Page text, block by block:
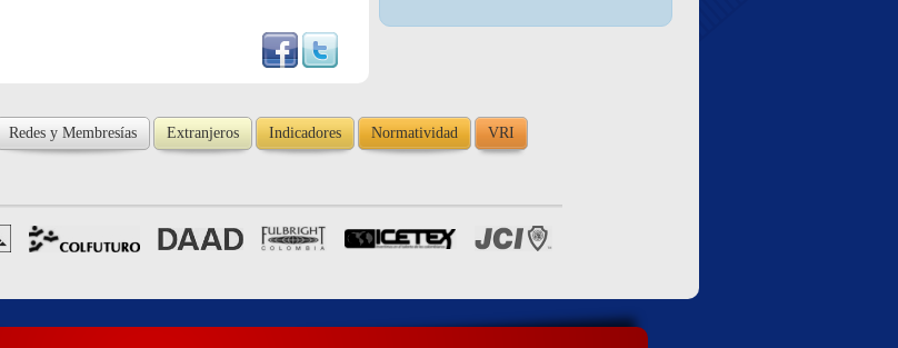
Redes y Membresías Extranjeros Indicadores Normatividad VRI